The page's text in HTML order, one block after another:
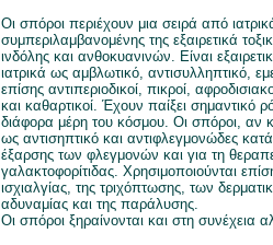
Οι σπόροι περιέχουν μια σειρά από
συμπεριλαμβανομένης της εξαιρετικά
ινδόλης και ανθοκυανινών. Είναι
ιατρικά ως αμβλωτικό, αντισυλληπτικό,
επίσης αντιπεριοδικοί, πικροί,
και καθαρτικοί. Έχουν παίξει σημαντικό
διάφορα μέρη του κόσμου. Οι σπόροι, αν
ως αντισηπτικό και αντιφλεγμονώδες
έξαρσης των φλεγμονών και για τη
γαλακτοφορίτιδας. Χρησιμοποιούνται
ισχιαλγίας, της τριχόπτωσης, των
αδυναμίας και της παράλυσης.
Οι σπόροι ξηραίνονται και στη συνέχεια